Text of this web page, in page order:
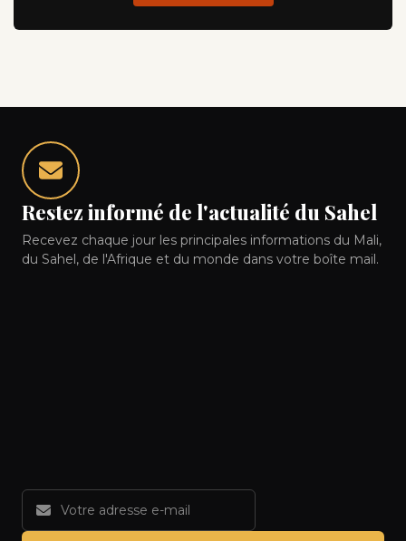
Restez informé de l'actualité du Sahel
Recevez chaque jour les principales informations du Mali,
du Sahel, de l'Afrique et du monde dans votre boîte mail.